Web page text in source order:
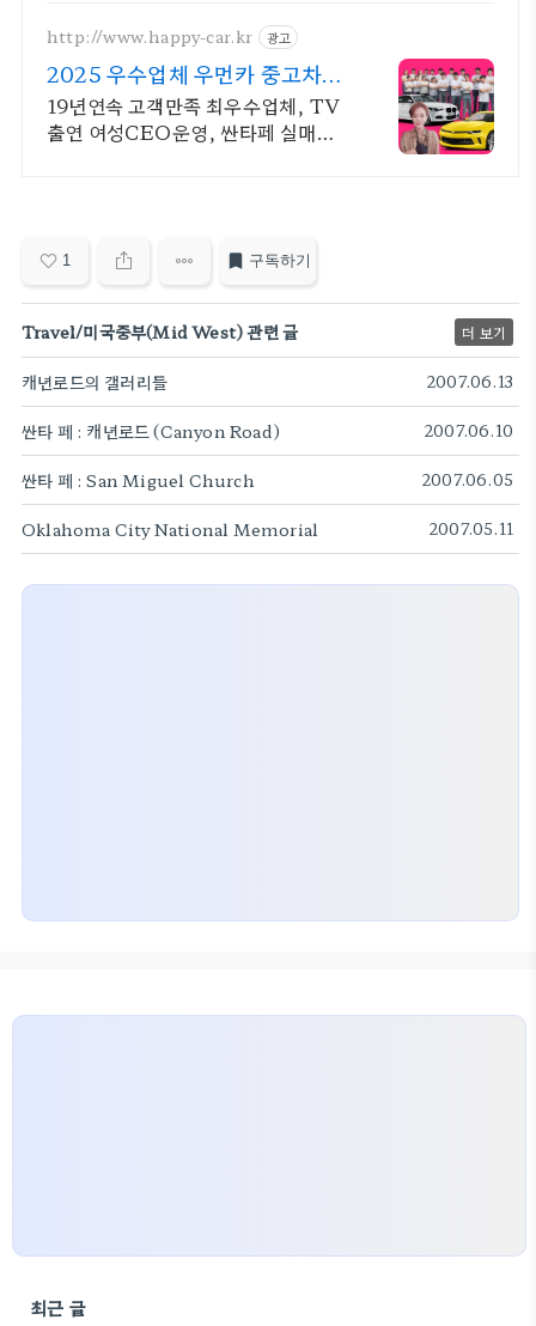
매물전산연동
http://www.happy-car.kr 광고
2025 우수업체 우먼카 중고차는
최우수모범업체에서!
19년연속 고객만족 최우수업체, TV
출연 여성CEO운영, 싼타페 실매물
1 구독하기
Travel/미국중부(Mid West) 관련 글 더 보기
캐년로드의 갤러리들 2007.06.13
싼타 페 : 캐년로드 (Canyon Road) 2007.06.10
싼타 페 : San Miguel Church 2007.06.05
Oklahoma City National Memorial 2007.05.11
최근 글